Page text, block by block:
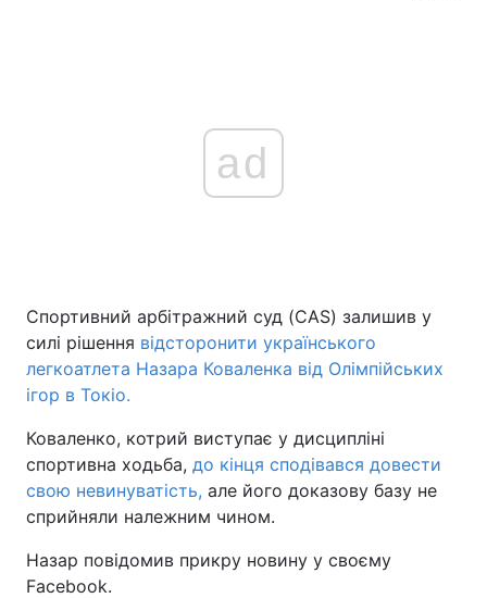
ad
Спортивний арбітражний суд (CAS) залишив у
силі рішення відсторонити українського
легкоатлета Назара Коваленка від Олімпійських
ігор в Токіо.
Коваленко, котрий виступає у дисципліні
спортивна ходьба, до кінця сподівався довести
свою невинуватість, але його доказову базу не
сприйняли належним чином.
Назар повідомив прикру новину у своєму
Facebook.